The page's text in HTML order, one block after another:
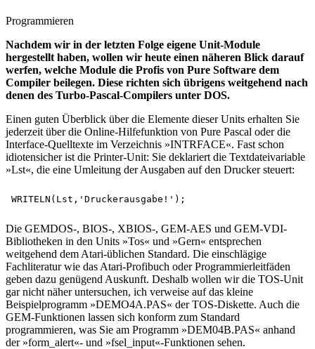
Programmieren
Nachdem wir in der letzten Folge eigene Unit-Module
hergestellt haben, wollen wir heute einen näheren Blick darauf
werfen, welche Module die Profis von Pure Software dem
Compiler beilegen. Diese richten sich übrigens weitgehend nach
denen des Turbo-Pascal-Compilers unter DOS.
Einen guten Überblick über die Elemente dieser Units erhalten Sie
jederzeit über die Online-Hilfefunktion von Pure Pascal oder die
Interface-Quelltexte im Verzeichnis »INTRFACE«. Fast schon
idiotensicher ist die Printer-Unit: Sie deklariert die Textdateivariable
»Lst«, die eine Umleitung der Ausgaben auf den Drucker steuert:
Die GEMDOS-, BIOS-, XBIOS-, GEM-AES und GEM-VDI-
Bibliotheken in den Units »Tos« und »Gern« entsprechen
weitgehend dem Atari-üblichen Standard. Die einschlägige
Fachliteratur wie das Atari-Profibuch oder Programmierleitfäden
geben dazu genügend Auskunft. Deshalb wollen wir die TOS-Unit
gar nicht näher untersuchen, ich verweise auf das kleine
Beispielprogramm »DEMO4A.PAS« der TOS-Diskette. Auch die
GEM-Funktionen lassen sich konform zum Standard
programmieren, was Sie am Programm »DEM04B.PAS« anhand
der »form_alert«- und »fsel_input«-Funktionen sehen.